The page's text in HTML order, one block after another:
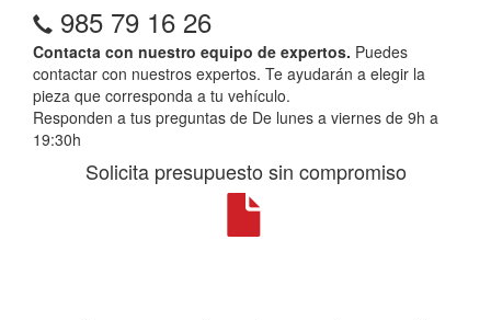
985 79 16 26
Contacta con nuestro equipo de expertos. Puedes
contactar con nuestros expertos. Te ayudarán a elegir la
pieza que corresponda a tu vehículo.
Responden a tus preguntas de De lunes a viernes de 9h a
19:30h
Solicita presupuesto sin compromiso